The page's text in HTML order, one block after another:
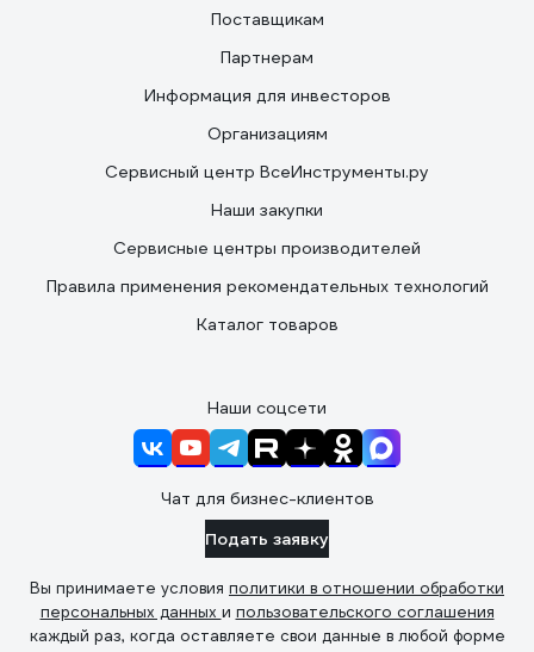
Поставщикам
Партнерам
Информация для инвесторов
Организациям
Сервисный центр ВсеИнструменты.ру
Наши закупки
Сервисные центры производителей
Правила применения рекомендательных технологий
Каталог товаров
Наши соцсети
Чат для бизнес-клиентов
Подать заявку
Вы принимаете условия политики в отношении обработки
персональных данных и пользовательского соглашения
каждый раз, когда оставляете свои данные в любой форме